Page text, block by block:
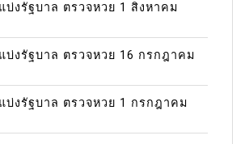
บ่งรัฐบาล ตรวจหวย 1 สิงหาคม
บ่งรัฐบาล ตรวจหวย 16 กรกฎาคม
บ่งรัฐบาล ตรวจหวย 1 กรกฎาคม